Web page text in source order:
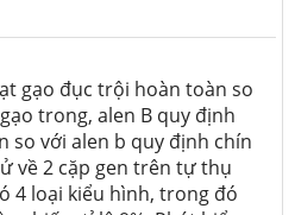
gạo đục trội hoàn toàn so
trong, alen B quy định
so với alen b quy định chín
về 2 cặp gen trên tự thụ
4 loại kiểu hình, trong đó